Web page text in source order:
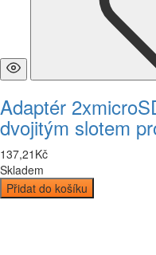
Adaptér
dvojitým slotem
137,21 Kč
Skladem
Přidat do košíku